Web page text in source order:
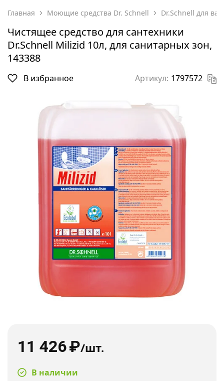
Главная Моющие средства Dr. Schnell Dr.Schnell для
Чистящее средство для сантехники
Dr.Schnell Milizid 10л, для санитарных зон,
143388
В избранное Артикул: 1797572
11 426₽/шт.
В наличии